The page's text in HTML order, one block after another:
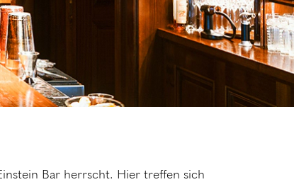
Bar herrscht. Hier treffen sich